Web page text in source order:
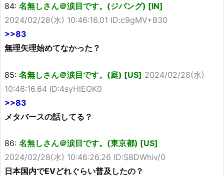
84: 名無しさん＠涙目です。(ジパング) [IN]
2024/02/28(水) 10:46:16.01 ID:c9gMV+B30
>>83
無理矢理始めてなかった？
85: 名無しさん＠涙目です。(庭) [US] 2024/02/28(水)
10:46:16.64 ID:4syHlEOK0
>>83
メタバースの話してる？
86: 名無しさん＠涙目です。(東京都) [US]
2024/02/28(水) 10:46:26.26 ID:S8DWhiv/0
日本国内でEVどれぐらい普及したの？